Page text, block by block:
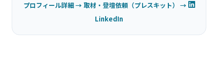
プロフィール詳細 → 取材・登壇依頼（プレスキット） →
LinkedIn